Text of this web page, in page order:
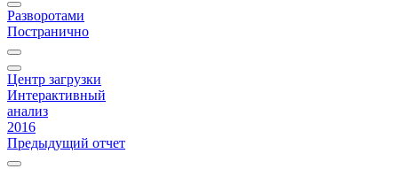
Разворотами
Постранично
Центр загрузки
Интерактивный
анализ
2016
Предыдущий отчет